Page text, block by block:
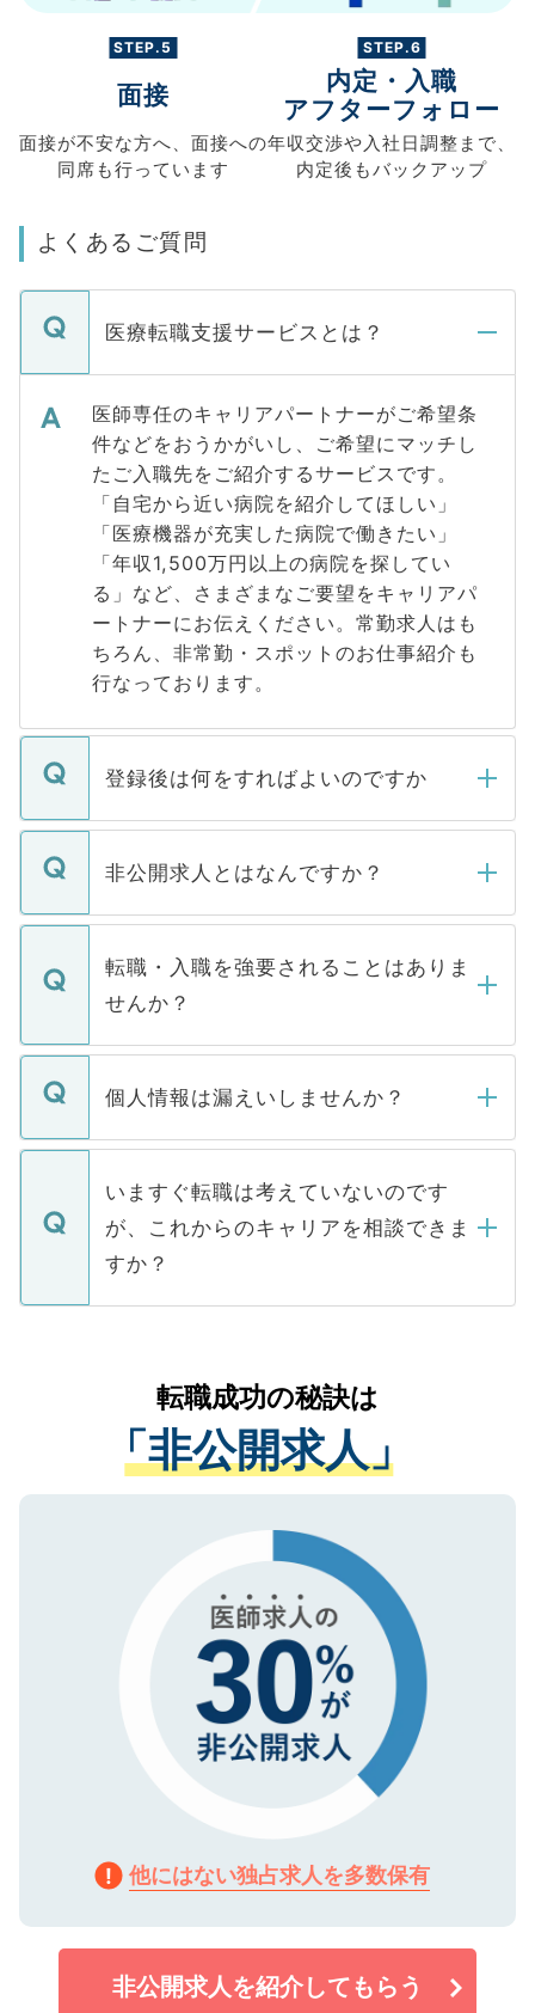
STEP.5
面接
面接が不安な方へ、 面接への
同席も行っています
STEP.6
内定・入職
アフターフォロー
年収交渉や入社日調整まで、
内定後もバックアップ
よくあるご質問
医療転職支援サービスとは？
医師専任のキャリアパートナーがご希望条
件などをおうかがいし、ご希望にマッチし
たご入職先をご紹介するサービスです。
「自宅から近い病院を紹介してほしい」
「医療機器が充実した病院で働きたい」
「年収1,500万円以上の病院を探してい
る」など、さまざまなご要望をキャリアパ
ートナーにお伝えください。常勤求人はも
ちろん、非常勤・スポットのお仕事紹介も
行なっております。
登録後は何をすればよいのですか
ご登録いただきましたら、弊社担当者がご
登録内容を確認し、その後メールもしくは
ます。通常、5営業日以内にはご連絡をせて
いただきますので、しばらくお待ちくださ
非公開求人とはなんですか？
マイナビDOCTORで取り扱っている求人の
うち約3割は、Webサイトからご覧いただ
けない「非公開求人」です。非公開求人は
下記の理由によって、一般には公開してい
ません。
■応募殺到を避けるため 人気のある医療機
関を公にしてしまうと、応募が殺到する場
に、医療機関が求める条件に合った人材の
みを人材紹介会社に依頼するケースが増え
ています。
転職・入職を強要されることはありま
せんか？
転職・入職を強要することは一切ありませ
ん。また、仮に応募先から内定をいただい
定を承諾する必要はありません。内定先へ
の辞退の連絡はキャリアパートナーが行い
個人情報は漏えいしませんか？
個人情報が漏えいすることはありませんの
で、ご安心ください。当サイトからの登録
などで収集したご登録者様の個人情報は、
ご本人のキャリアアップおよび転職活動の
支援を目的に使用いたします。お預かりし
ているすべての個人データはご本人の許可
は、個人情報の取り扱いについての厳密な
管理基準を満たした事業者のみに付与され
る、プライバシーマークを取得済みです。
で、機密保持に関してもご安心ください。
いますぐ転職は考えていないのです
が、これからのキャリアを相談できま
すか？
かがいして、現在の医療機関の状況や紹介
経験をまじえながら、適切なアドバイスを
させていただきます。すぐにご転職をされ
ない方には、長期的なサポートが可能です
ので、まずはご登録ください。
転職成功の秘訣は
「非公開求人」
他にはない独占求人を多数保有
非公開求人を紹介してもらう